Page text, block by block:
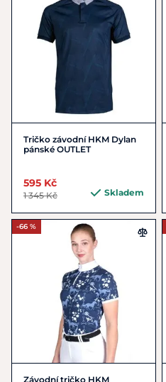
Tričko závodní HKM Dylan
pánské OUTLET
595 Kč
1 345 Kč Skladem
-66 %
Závodní tričko HKM